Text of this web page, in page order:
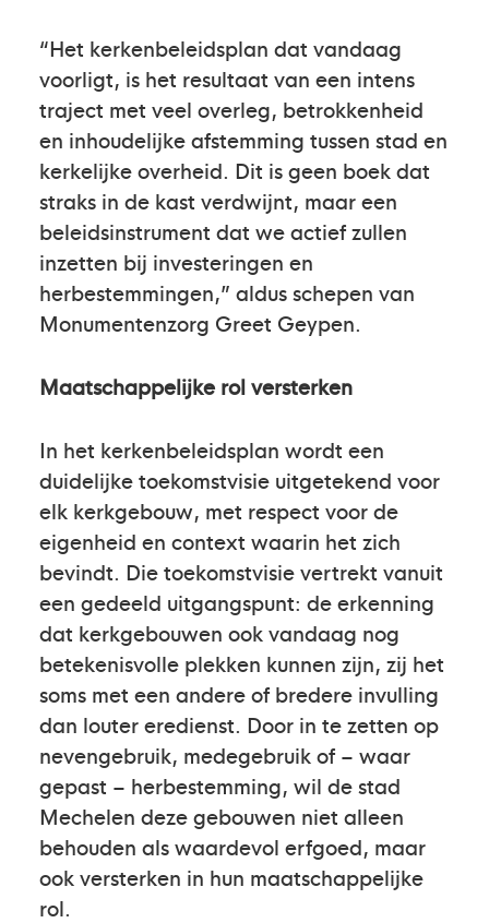
“Het kerkenbeleidsplan dat vandaag
voorligt, is het resultaat van een intens
traject met veel overleg, betrokkenheid
en inhoudelijke afstemming tussen stad en
kerkelijke overheid. Dit is geen boek dat
straks in de kast verdwijnt, maar een
beleidsinstrument dat we actief zullen
inzetten bij investeringen en
herbestemmingen,” aldus schepen van
Monumentenzorg Greet Geypen.
Maatschappelijke rol versterken
In het kerkenbeleidsplan wordt een
duidelijke toekomstvisie uitgetekend voor
elk kerkgebouw, met respect voor de
eigenheid en context waarin het zich
bevindt. Die toekomstvisie vertrekt vanuit
een gedeeld uitgangspunt: de erkenning
dat kerkgebouwen ook vandaag nog
betekenisvolle plekken kunnen zijn, zij het
soms met een andere of bredere invulling
dan louter eredienst. Door in te zetten op
nevengebruik, medegebruik of – waar
gepast – herbestemming, wil de stad
Mechelen deze gebouwen niet alleen
behouden als waardevol erfgoed, maar
ook versterken in hun maatschappelijke
rol.